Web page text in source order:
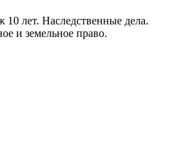
лет. Наследственные дела.
и земельное право.